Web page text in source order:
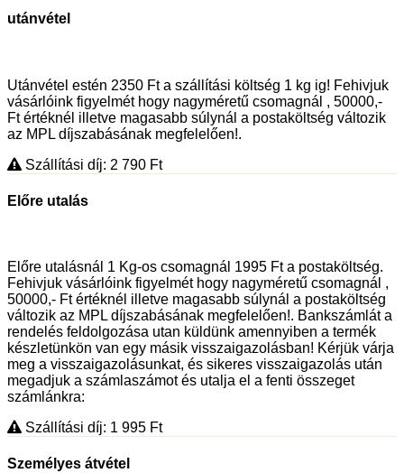
utánvétel
Utánvétel estén 2350 Ft a szállítási költség 1 kg ig! Fehivjuk
vásárlóink figyelmét hogy nagyméretű csomagnál , 50000,-
Ft értéknél illetve magasabb súlynál a postaköltség változik
az MPL díjszabásának megfelelően!.
Szállítási díj: 2 790 Ft
Előre utalás
Előre utalásnál 1 Kg-os csomagnál 1995 Ft a postaköltség.
Fehivjuk vásárlóink figyelmét hogy nagyméretű csomagnál ,
50000,- Ft értéknél illetve magasabb súlynál a postaköltség
változik az MPL díjszabásának megfelelően!. Bankszámlát a
rendelés feldolgozása utan küldünk amennyiben a termék
készletünkön van egy másik visszaigazolásban! Kérjük várja
meg a visszaigazolásunkat, és sikeres visszaigazolás után
megadjuk a számlaszámot és utalja el a fenti összeget
számlánkra:
Szállítási díj: 1 995 Ft
Személyes átvétel